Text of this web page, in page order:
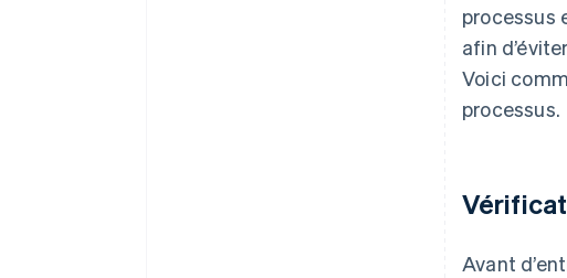
processus
afin
Voici
processus.
Avant